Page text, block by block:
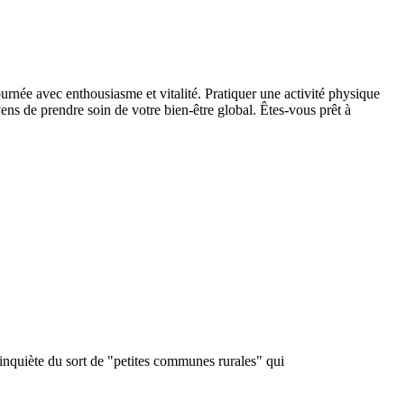
avec enthousiasme et vitalité. Pratiquer une activité physique
de prendre soin de votre bien-être global. Êtes-vous prêt à
du sort de "petites communes rurales" qui